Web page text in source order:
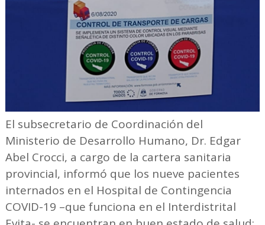
El subsecretario de Coordinación del
Ministerio de Desarrollo Humano, Dr. Edgar
Abel Crocci, a cargo de la cartera sanitaria
provincial, informó que los nueve pacientes
internados en el Hospital de Contingencia
COVID-19 –que funciona en el Interdistrital